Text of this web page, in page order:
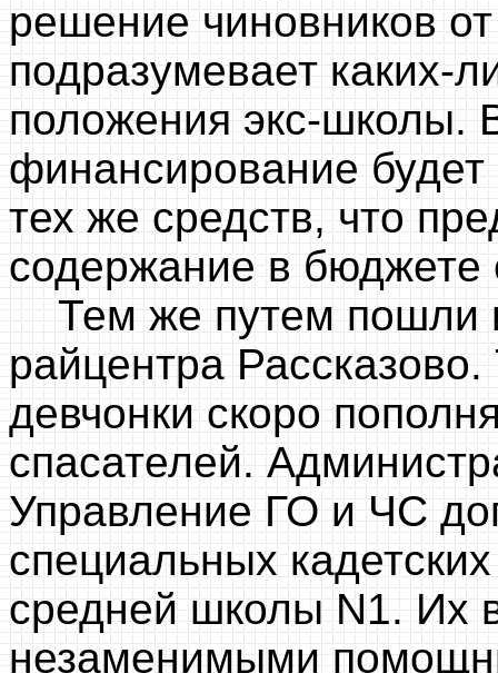
решение чиновников
подразумевает каких-
положения экс-школы.
финансирование
тех же средств, что
содержание в бюджете
Тем же путем пошли и
райцентра
девчонки скоро
спасателей.
Управление ГО и ЧС
специальных
средней школы N1. Их
незаменимыми